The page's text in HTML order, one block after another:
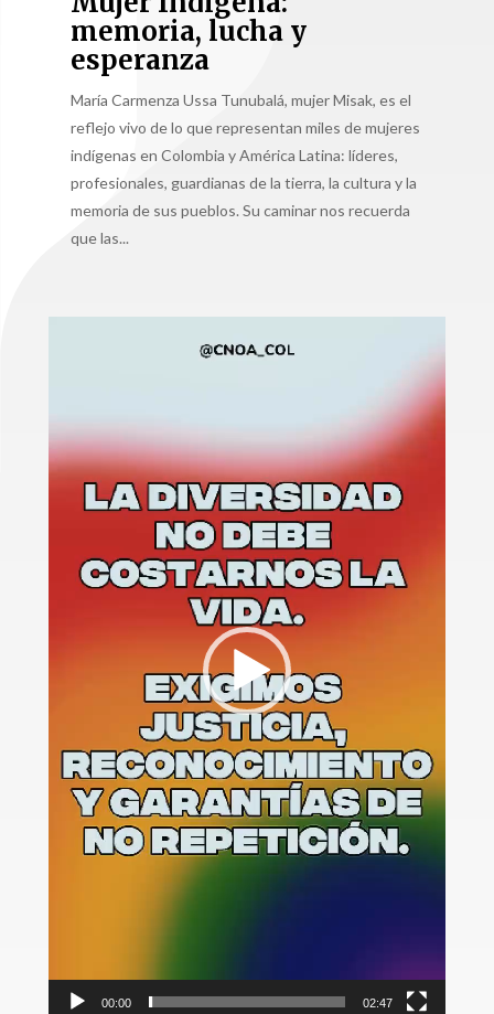
memoria, lucha y
esperanza
María Carmenza Ussa Tunubalá, mujer Misak, es el
reflejo vivo de lo que representan miles de mujeres
indígenas en Colombia y América Latina: líderes,
profesionales, guardianas de la tierra, la cultura y la
memoria de sus pueblos. Su caminar nos recuerda
que las...
00:00 02:47